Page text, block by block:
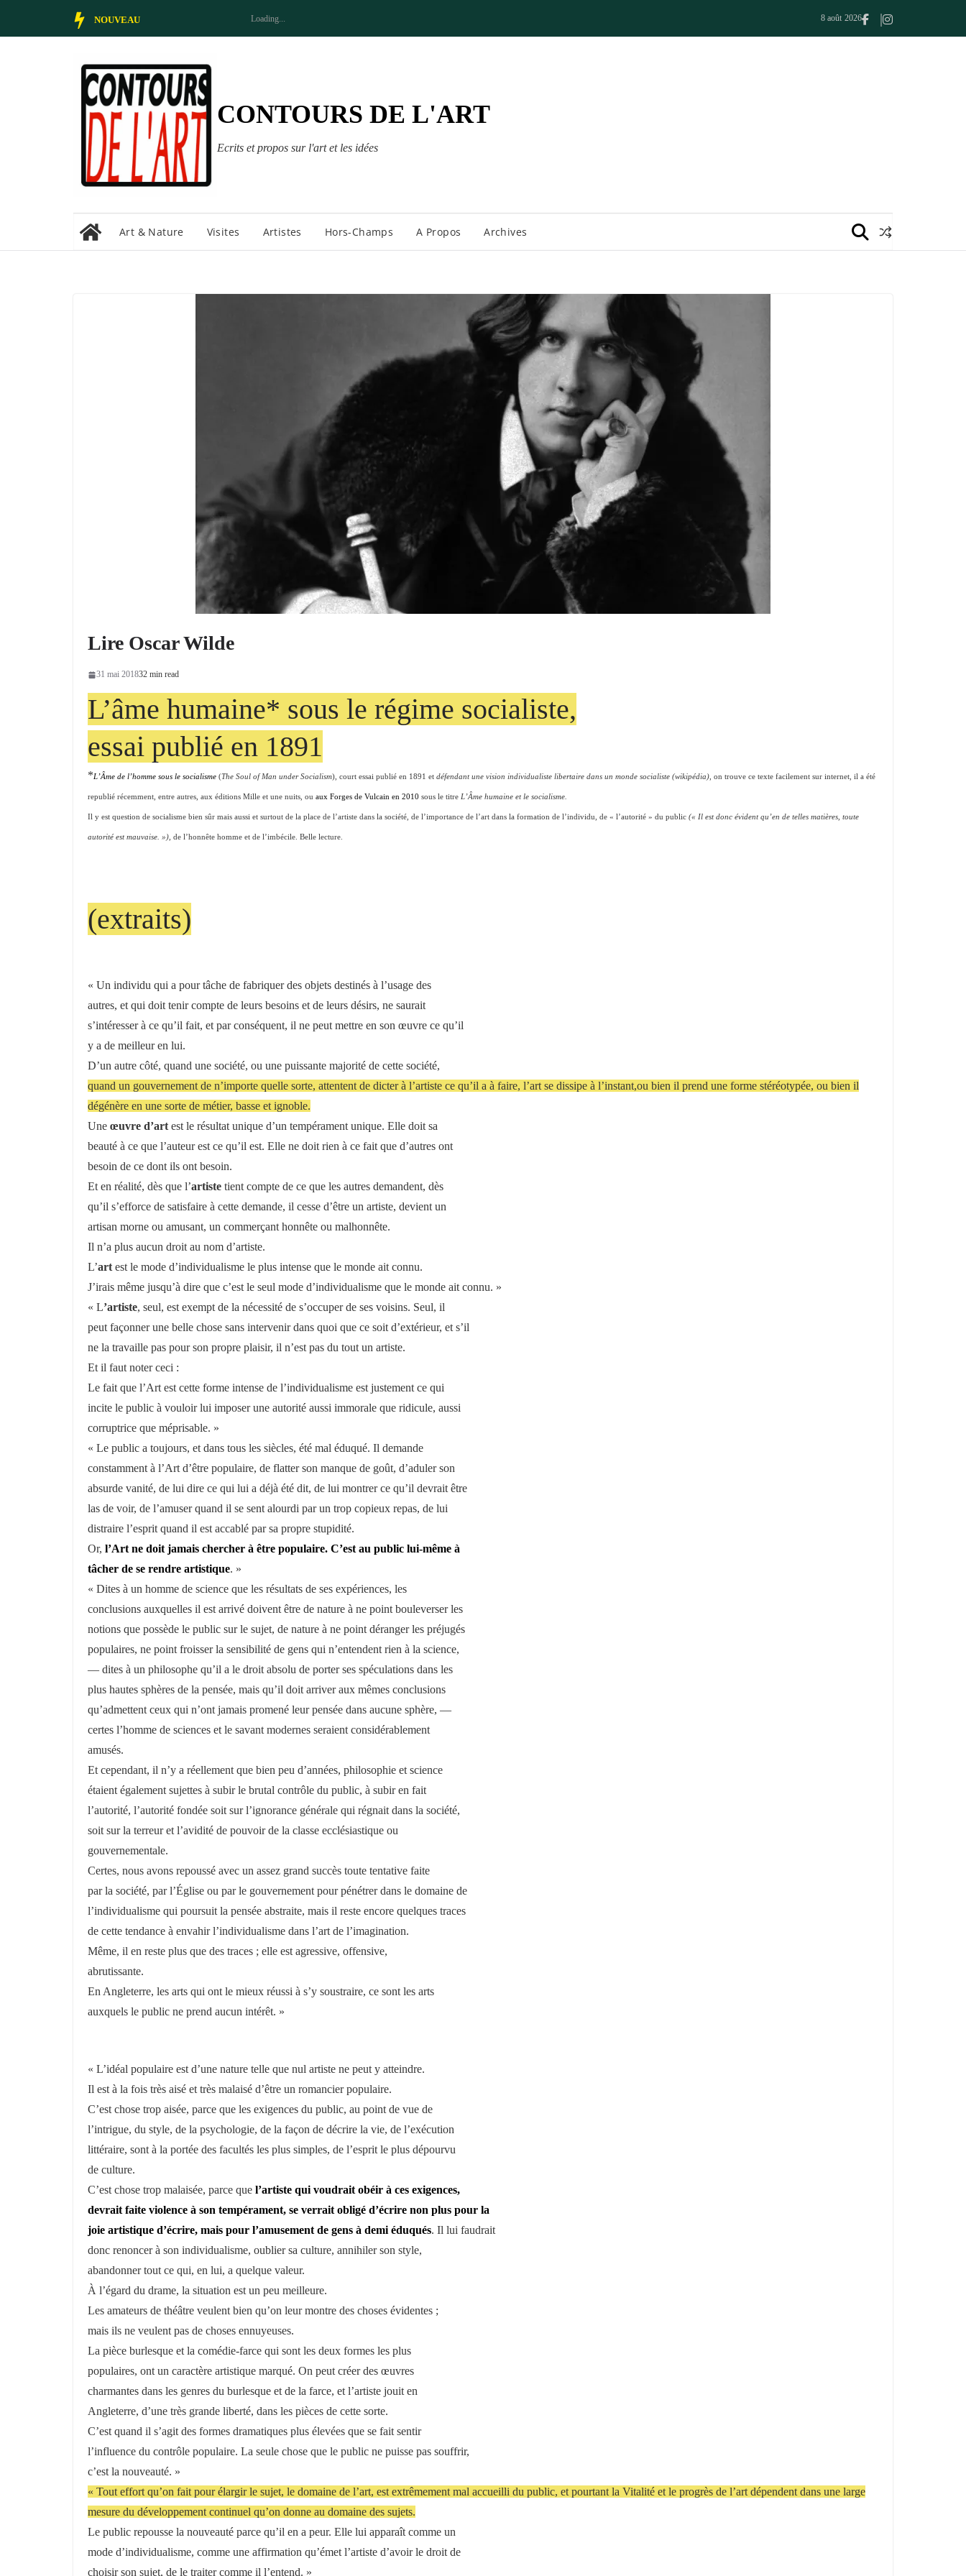
NOUVEAU 8 août 2026
CONTOURS DE L'ART
Ecrits et propos sur l'art et les idées
Art & Nature Visites Artistes Hors-Champs A Propos Archives
Lire Oscar Wilde
31 mai 201832 min read
L’âme humaine* sous le régime socialiste,
essai publié en 1891
*L’Âme de l’homme sous le socialisme (The Soul of Man under Socialism), court essai publié en 1891 et défendant une vision individualiste libertaire dans un monde socialiste (wikipédia) , on trouve ce texte facilement sur internet, il a été
republié récemment, entre autres, aux éditions Mille et une nuits, ou aux Forges de Vulcain en 2010 sous le titre L’Âme humaine et le socialisme.
Il y est question de socialisme bien sûr mais aussi et surtout de la place de l’artiste dans la société, de l’importance de l’art dans la formation de l’individu, de « l’autorité » du public (« Il est donc évident qu’en de telles matières, toute
autorité est mauvaise. »), de l’honnête homme et de l’imbécile. Belle lecture.
(extraits)
« Un individu qui a pour tâche de fabriquer des objets destinés à l’usage des
autres, et qui doit tenir compte de leurs besoins et de leurs désirs, ne saurait
s’intéresser à ce qu’il fait, et par conséquent, il ne peut mettre en son œuvre ce qu’il
y a de meilleur en lui.
D’un autre côté, quand une société, ou une puissante majorité de cette société,
quand un gouvernement de n’importe quelle sorte, attentent de dicter à l’artiste ce qu’il a à faire, l’art se dissipe à l’instant,ou bien il prend une forme stéréotypée, ou bien il
dégénère en une sorte de métier, basse et ignoble.
Une œuvre d’art est le résultat unique d’un tempérament unique. Elle doit sa
beauté à ce que l’auteur est ce qu’il est. Elle ne doit rien à ce fait que d’autres ont
besoin de ce dont ils ont besoin.
Et en réalité, dès que l’artiste tient compte de ce que les autres demandent, dès
qu’il s’efforce de satisfaire à cette demande, il cesse d’être un artiste, devient un
artisan morne ou amusant, un commerçant honnête ou malhonnête.
Il n’a plus aucun droit au nom d’artiste.
L’art est le mode d’individualisme le plus intense que le monde ait connu.
J’irais même jusqu’à dire que c’est le seul mode d’individualisme que le monde ait connu. »
« L’artiste, seul, est exempt de la nécessité de s’occuper de ses voisins. Seul, il
peut façonner une belle chose sans intervenir dans quoi que ce soit d’extérieur, et s’il
ne la travaille pas pour son propre plaisir, il n’est pas du tout un artiste.
Et il faut noter ceci :
Le fait que l’Art est cette forme intense de l’individualisme est justement ce qui
incite le public à vouloir lui imposer une autorité aussi immorale que ridicule, aussi
corruptrice que méprisable. »
« Le public a toujours, et dans tous les siècles, été mal éduqué. Il demande
constamment à l’Art d’être populaire, de flatter son manque de goût, d’aduler son
absurde vanité, de lui dire ce qui lui a déjà été dit, de lui montrer ce qu’il devrait être
las de voir, de l’amuser quand il se sent alourdi par un trop copieux repas, de lui
distraire l’esprit quand il est accablé par sa propre stupidité.
Or, l’Art ne doit jamais chercher à être populaire. C’est au public lui-même à
tâcher de se rendre artistique. »
« Dites à un homme de science que les résultats de ses expériences, les
conclusions auxquelles il est arrivé doivent être de nature à ne point bouleverser les
notions que possède le public sur le sujet, de nature à ne point déranger les préjugés
populaires, ne point froisser la sensibilité de gens qui n’entendent rien à la science,
— dites à un philosophe qu’il a le droit absolu de porter ses spéculations dans les
plus hautes sphères de la pensée, mais qu’il doit arriver aux mêmes conclusions
qu’admettent ceux qui n’ont jamais promené leur pensée dans aucune sphère, —
certes l’homme de sciences et le savant modernes seraient considérablement
amusés.
Et cependant, il n’y a réellement que bien peu d’années, philosophie et science
étaient également sujettes à subir le brutal contrôle du public, à subir en fait
l’autorité, l’autorité fondée soit sur l’ignorance générale qui régnait dans la société,
soit sur la terreur et l’avidité de pouvoir de la classe ecclésiastique ou
gouvernementale.
Certes, nous avons repoussé avec un assez grand succès toute tentative faite
par la société, par l’Église ou par le gouvernement pour pénétrer dans le domaine de
l’individualisme qui poursuit la pensée abstraite, mais il reste encore quelques traces
de cette tendance à envahir l’individualisme dans l’art de l’imagination.
Même, il en reste plus que des traces ; elle est agressive, offensive,
abrutissante.
En Angleterre, les arts qui ont le mieux réussi à s’y soustraire, ce sont les arts
auxquels le public ne prend aucun intérêt. »
« L’idéal populaire est d’une nature telle que nul artiste ne peut y atteindre.
Il est à la fois très aisé et très malaisé d’être un romancier populaire.
C’est chose trop aisée, parce que les exigences du public, au point de vue de
l’intrigue, du style, de la psychologie, de la façon de décrire la vie, de l’exécution
littéraire, sont à la portée des facultés les plus simples, de l’esprit le plus dépourvu
de culture.
C’est chose trop malaisée, parce que l’artiste qui voudrait obéir à ces exigences,
devrait faite violence à son tempérament, se verrait obligé d’écrire non plus pour la
joie artistique d’écrire, mais pour l’amusement de gens à demi éduqués. Il lui faudrait
donc renoncer à son individualisme, oublier sa culture, annihiler son style,
abandonner tout ce qui, en lui, a quelque valeur.
À l’égard du drame, la situation est un peu meilleure.
Les amateurs de théâtre veulent bien qu’on leur montre des choses évidentes ;
mais ils ne veulent pas de choses ennuyeuses.
La pièce burlesque et la comédie-farce qui sont les deux formes les plus
populaires, ont un caractère artistique marqué. On peut créer des œuvres
charmantes dans les genres du burlesque et de la farce, et l’artiste jouit en
Angleterre, d’une très grande liberté, dans les pièces de cette sorte.
C’est quand il s’agit des formes dramatiques plus élevées que se fait sentir
l’influence du contrôle populaire. La seule chose que le public ne puisse pas souffrir,
c’est la nouveauté. »
« Tout effort qu’on fait pour élargir le sujet, le domaine de l’art, est extrêmement mal accueilli du public, et pourtant la Vitalité et le progrès de l’art dépendent dans une large
mesure du développement continuel qu’on donne au domaine des sujets.
Le public repousse la nouveauté parce qu’il en a peur. Elle lui apparaît comme un
mode d’individualisme, comme une affirmation qu’émet l’artiste d’avoir le droit de
choisir son sujet, de le traiter comme il l’entend. »